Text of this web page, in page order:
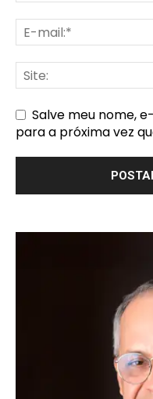
Salve meu nome,
para a próxima vez